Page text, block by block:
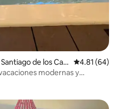
de los Cab
Calificación
4.81 (64)
modernas y